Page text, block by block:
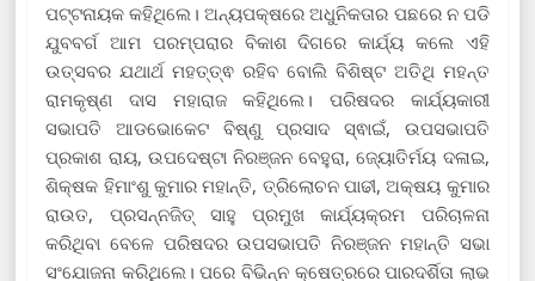
ପଟ୍ଟନାୟକ କହିଥିଲେ। ଅନ୍ୟପକ୍ଷରେ ଅଧୁନିକତାର ପଛରେ ନ ପଡି
ଯୁବବର୍ଗ ଆମ ପରମ୍ପରାର ବିକାଶ ଦିଗରେ କାର୍ଯ୍ୟ କଲେ ଏହି
ଉତ୍ସବର ଯଥାର୍ଥ ମହତ୍ତ୍ଵ ରହିବ ବୋଲି ବିଶିଷ୍ଟ ଅତିଥି ମହନ୍ତ
ରାମକୃଷ୍ଣ ଦାସ ମହାରାଜ କହିଥିଲେ। ପରିଷଦର କାର୍ଯ୍ୟକାରୀ
ସଭାପତି ଆଡଭୋକେଟ ବିଷ୍ଣୁ ପ୍ରସାଦ ସ୍ଵାଇଁ, ଉପସଭାପତି
ପ୍ରକାଶ ରାୟ, ଉପଦେଷ୍ଟା ନିରଞ୍ଜନ ବେହୁରା, ଜ୍ୟୋତିର୍ମୟ ଦଳାଇ,
ଶିକ୍ଷକ ହିମାଂଶୁ କୁମାର ମହାନ୍ତି, ତ୍ରିଲୋଚନ ପାଢୀ, ଅକ୍ଷୟ କୁମାର
ରାଉତ, ପ୍ରସନ୍ନଜିତ୍ ସାହୁ ପ୍ରମୁଖ କାର୍ଯ୍ୟକ୍ରମ ପରିଚାଳନା
କରିଥିବା ବେଳେ ପରିଷଦର ଉପସଭାପତି ନିରଞ୍ଜନ ମହାନ୍ତି ସଭା
ସଂଯୋଜନା କରିଥିଲେ। ପରେ ବିଭିନ୍ନ କ୍ଷେତ୍ରରେ ପାରଦର୍ଶିତା ଲାଭ